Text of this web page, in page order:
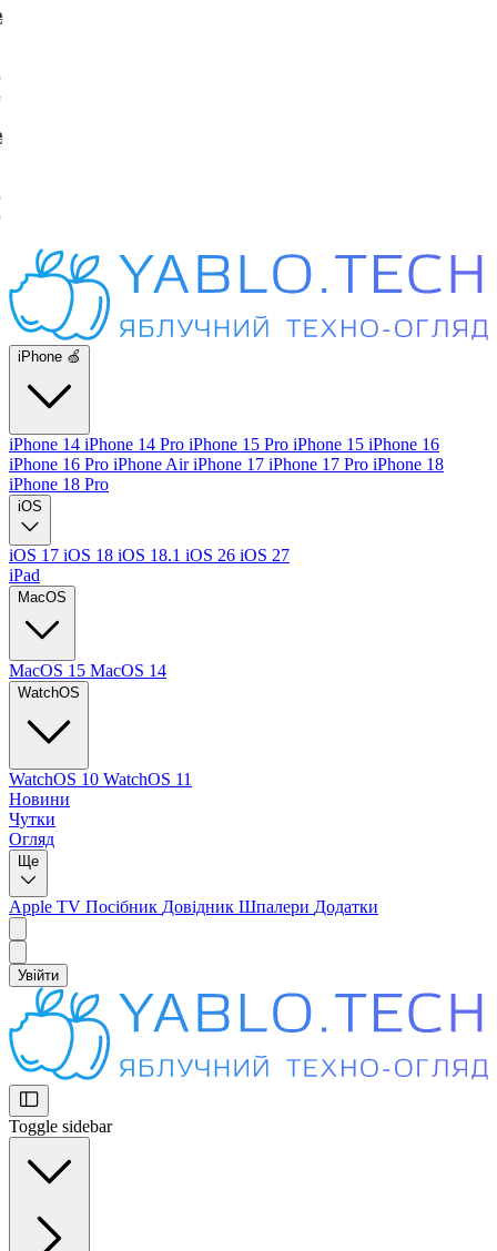
iPhone 🍏
iPhone 14 iPhone 14 Pro iPhone 15 Pro iPhone 15 iPhone 16
iPhone 16 Pro iPhone AiriPhone 17 iPhone 17 Pro iPhone 18
iPhone 18 Pro
iOS
iOS 17 iOS 18 iOS 18.1 iOS 26 iOS 27
iPad
MacOS
MacOS 15 MacOS 14
WatchOS
WatchOS 10 WatchOS 11
Новини
Чутки
Огляд
Ще
Apple TV Посібник Довідник Шпалери Додатки
Увійти
Toggle sidebar